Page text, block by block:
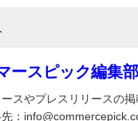
ースピック編集
ースやプレスリリースの
：